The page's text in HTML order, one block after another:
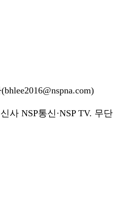
사 NSP통신·NSP TV. 무단